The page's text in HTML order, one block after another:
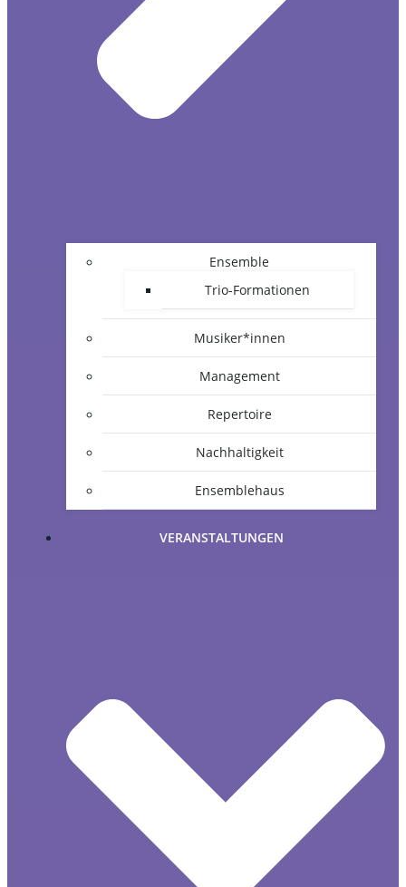
Ensemble
Trio-Formationen
Musiker*innen
Management
Repertoire
Nachhaltigkeit
Ensemblehaus
VERANSTALTUNGEN